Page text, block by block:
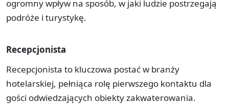
ogromny wpływ na sposób, w jaki ludzie postrzegają
podróże i turystykę.
Recepcjonista
Recepcjonista to kluczowa postać w branży
hotelarskiej, pełniąca rolę pierwszego kontaktu dla
gości odwiedzających obiekty zakwaterowania.